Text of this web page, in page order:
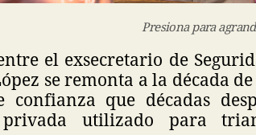
Presiona para
el exsecretario de
se remonta a la década
confianza que décadas
privada utilizado para